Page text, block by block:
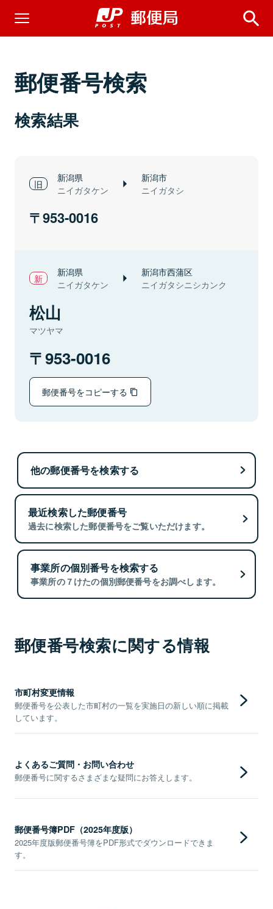
郵便番号検索
検索結果
新潟県
ニイガタケン
新潟市
ニイガタシ
953-0016
新潟県
ニイガタケン
新潟市西蒲区
ニイガタシニシカンク
松山
マツヤマ
953-0016
郵便番号をコピーする
他の郵便番号を検索する
最近検索した郵便番号
過去に検索した郵便番号をご覧いただけます。
事業所の個別番号を検索する
事業所の７けたの個別郵便番号をお調べします。
郵便番号検索に関する情報
市町村変更情報
郵便番号を公表した市町村の一覧を実施日の新しい順に掲載
しています。
よくあるご質問・お問い合わせ
郵便番号に関するさまざまな疑問にお答えします。
郵便番号簿PDF（2025年度版）
2025年度版郵便番号簿をPDF形式でダウンロードできま
す。